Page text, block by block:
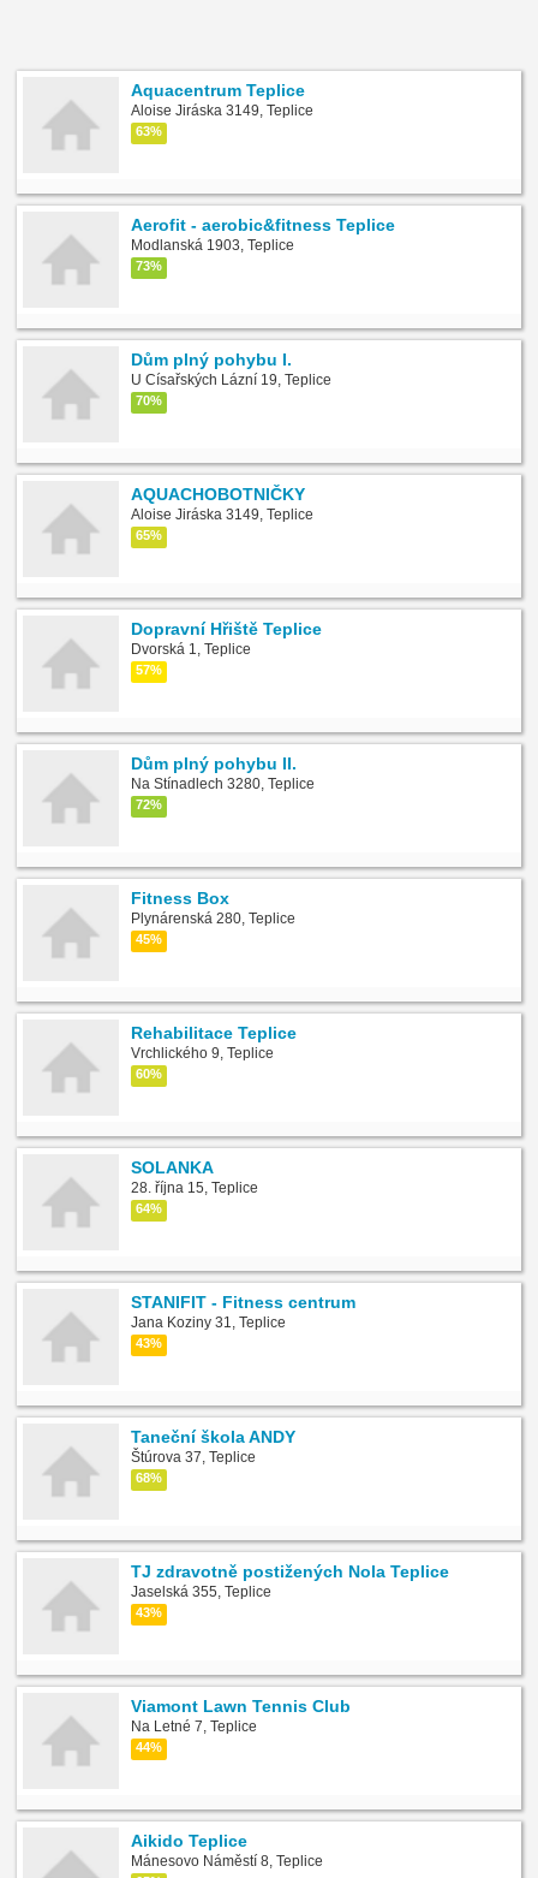
Aquacentrum Teplice
Aloise Jiráska 3149, Teplice
63%
Aerofit - aerobic&fitness Teplice
Modlanská 1903, Teplice
73%
Dům plný pohybu I.
U Císařských Lázní 19, Teplice
70%
AQUACHOBOTNIČKY
Aloise Jiráska 3149, Teplice
65%
Dopravní Hřiště Teplice
Dvorská 1, Teplice
57%
Dům plný pohybu II.
Na Stínadlech 3280, Teplice
72%
Fitness Box
Plynárenská 280, Teplice
45%
Rehabilitace Teplice
Vrchlického 9, Teplice
60%
SOLANKA
28. října 15, Teplice
64%
STANIFIT - Fitness centrum
Jana Koziny 31, Teplice
43%
Taneční škola ANDY
Štúrova 37, Teplice
68%
TJ zdravotně postižených Nola Teplice
Jaselská 355, Teplice
43%
Viamont Lawn Tennis Club
Na Letné 7, Teplice
44%
Aikido Teplice
Mánesovo Náměstí 8, Teplice